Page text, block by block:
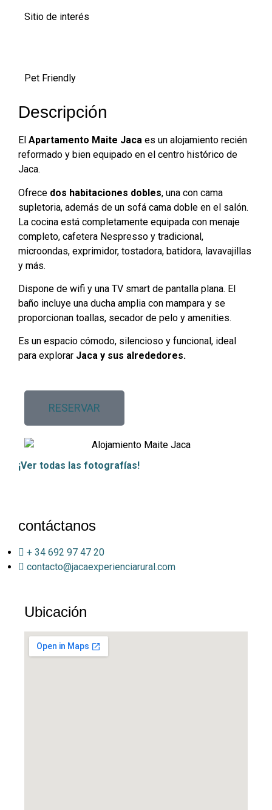
Sitio de interés
Pet Friendly
Descripción
El Apartamento Maite Jaca es un alojamiento recién
reformado y bien equipado en el centro histórico de
Jaca.
Ofrece dos habitaciones dobles, una con cama
supletoria, además de un sofá cama doble en el salón.
La cocina está completamente equipada con menaje
completo, cafetera Nespresso y tradicional,
microondas, exprimidor, tostadora, batidora, lavavajillas
y más.
Dispone de wifi y una TV smart de pantalla plana. El
baño incluye una ducha amplia con mampara y se
proporcionan toallas, secador de pelo y amenities.
Es un espacio cómodo, silencioso y funcional, ideal
para explorar Jaca y sus alrededores.
RESERVAR
¡Ver todas las fotografías!
contáctanos
+ 34 692 97 47 20
contacto@jacaexperienciarural.com
Ubicación